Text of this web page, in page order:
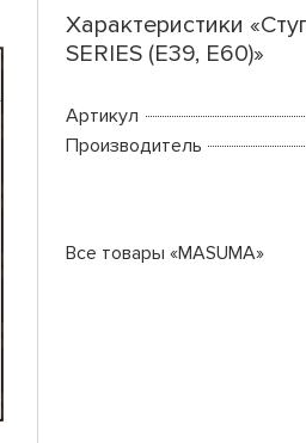
Характеристики
SERIES (E39, E60)»
Артикул
Производитель
Все товары «MASUMA»